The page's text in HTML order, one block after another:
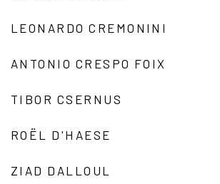
LEONARDO CREMONINI
ANTONIO CRESPO FOIX
TIBOR CSERNUS
ROËL D'HAESE
ZIAD DALLOUL